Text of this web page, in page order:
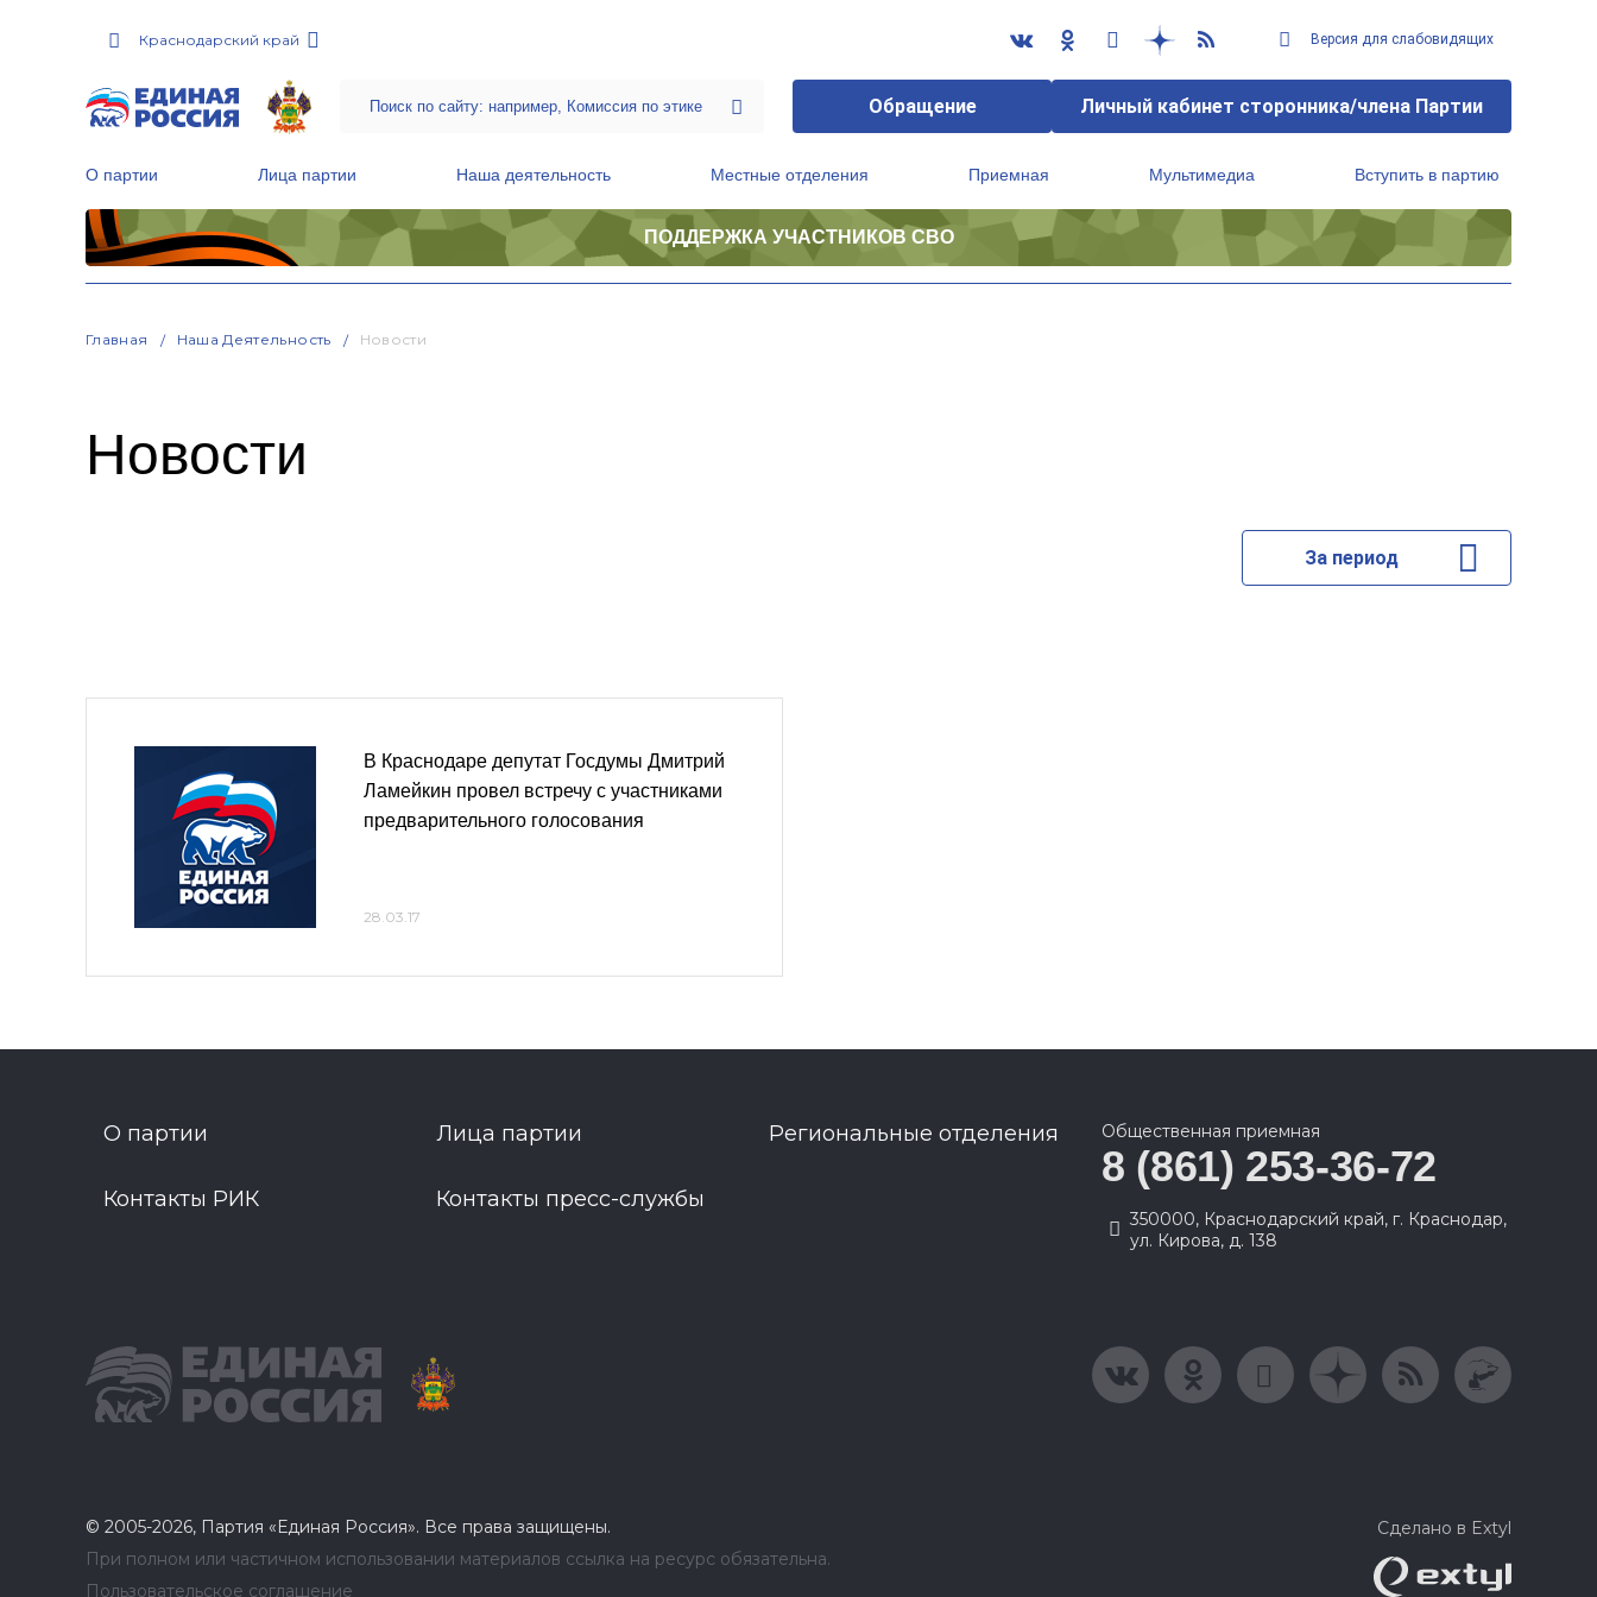
Краснодарский край Версия для слабовидящих
Обращение Личный кабинет сторонника/члена Партии
О партии Лица партии Наша деятельность Местные отделения Приемная Мультимедиа Вступить в партию
ПОДДЕРЖКА УЧАСТНИКОВ СВО
Главная Наша Деятельность Новости
Новости
За период
В Краснодаре депутат Госдумы Дмитрий
Ламейкин провел встречу с участниками
предварительного голосования
28.03.17
О партии Лица партии Региональные отделения
Контакты РИК Контакты пресс-службы
Общественная приемная
8 (861) 253-36-72
350000, Краснодарский край, г. Краснодар,
ул. Кирова, д. 138
© 2005-2026, Партия «Единая Россия». Все права защищены.
При полном или частичном использовании материалов ссылка на ресурс обязательна.
Пользовательское соглашение
Сделано в Extyl